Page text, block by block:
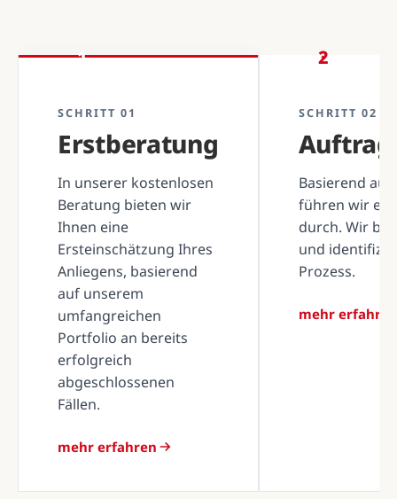
1
SCHRITT 01
Erstberatung
In unserer kostenlosen
Beratung bieten wir
Ihnen eine
Ersteinschätzung Ihres
Anliegens, basierend
auf unserem
umfangreichen
Portfolio an bereits
erfolgreich
abgeschlossenen
Fällen.
mehr erfahren
2
SCHRITT 02
Basierend
führen wir
durch. Wir
und
Prozess.
mehr erfahren